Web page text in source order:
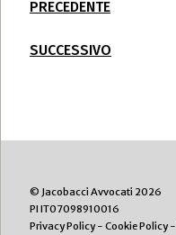
PRECEDENTE
SUCCESSIVO
© Jacobacci Avvocati 2026
PI IT07098910016
Privacy Policy- Cookie Policy-